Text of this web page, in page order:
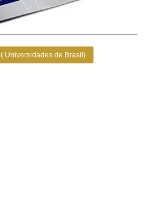
Universidades de Brasil)